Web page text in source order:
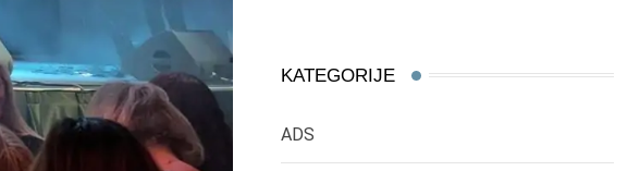
KATEGORIJE
ADS